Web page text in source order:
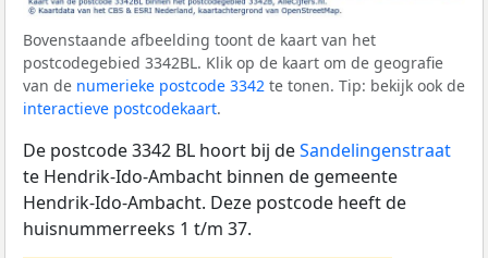
Bovenstaande afbeelding toont de kaart van het
postcodegebied 3342BL. Klik op de kaart om de geografie
van de numerieke postcode 3342 te tonen. Tip: bekijk ook de
interactieve postcodekaart.
De postcode 3342 BL hoort bij deSandelingenstraat
te Hendrik-Ido-Ambacht binnen de gemeente
Hendrik-Ido-Ambacht. Deze postcode heeft de
huisnummerreeks 1 t/m 37.